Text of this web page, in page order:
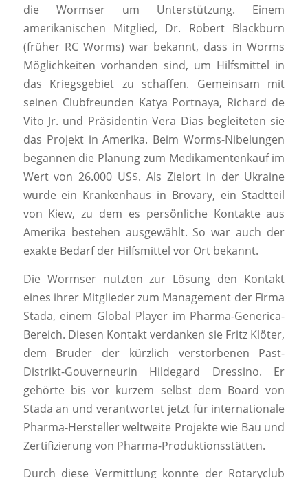
die Wormser um Unterstützung. Einem
amerikanischen Mitglied, Dr. Robert Blackburn
(früher RC Worms) war bekannt, dass in Worms
Möglichkeiten vorhanden sind, um Hilfsmittel in
das Kriegsgebiet zu schaffen. Gemeinsam mit
seinen Clubfreunden Katya Portnaya, Richard de
Vito Jr. und Präsidentin Vera Dias begleiteten sie
das Projekt in Amerika. Beim Worms-Nibelungen
begannen die Planung zum Medikamentenkauf im
Wert von 26.000 US$. Als Zielort in der Ukraine
wurde ein Krankenhaus in Brovary, ein Stadtteil
von Kiew, zu dem es persönliche Kontakte aus
Amerika bestehen ausgewählt. So war auch der
exakte Bedarf der Hilfsmittel vor Ort bekannt.
Die Wormser nutzten zur Lösung den Kontakt
eines ihrer Mitglieder zum Management der Firma
Stada, einem Global Player im Pharma-Generica-
Bereich. Diesen Kontakt verdanken sie Fritz Klöter,
dem Bruder der kürzlich verstorbenen Past-
Distrikt-Gouverneurin Hildegard Dressino. Er
gehörte bis vor kurzem selbst dem Board von
Stada an und verantwortet jetzt für internationale
Pharma-Hersteller weltweite Projekte wie Bau und
Zertifizierung von Pharma-Produktionsstätten.
Durch diese Vermittlung konnte der Rotaryclub